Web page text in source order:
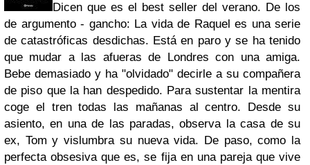
Dicen que es el best seller del verano. De los
de argumento - gancho: La vida de Raquel es una serie
de catastróficas desdichas. Está en paro y se ha tenido
que mudar a las afueras de Londres con una amiga.
Bebe demasiado y ha "olvidado" decirle a su compañera
de piso que la han despedido. Para sustentar la mentira
coge el tren todas las mañanas al centro. Desde su
asiento, en una de las paradas, observa la casa de su
ex, Tom y vislumbra su nueva vida. De paso, como la
perfecta obsesiva que es, se fija en una pareja que vive